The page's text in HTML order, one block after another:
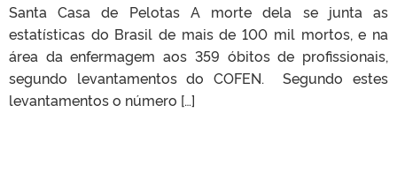
Santa Casa de Pelotas A morte dela se junta as
estatísticas do Brasil de mais de 100 mil mortos, e na
área da enfermagem aos 359 óbitos de profissionais,
segundo levantamentos do COFEN. Segundo estes
levantamentos o número […]